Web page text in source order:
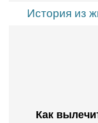
История из
Как